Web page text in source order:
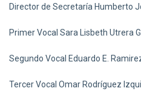
Director de Secretaría Humberto
Primer Vocal Sara Lisbeth Utrera
Segundo Vocal Eduardo E.
Tercer Vocal Omar Rodríguez